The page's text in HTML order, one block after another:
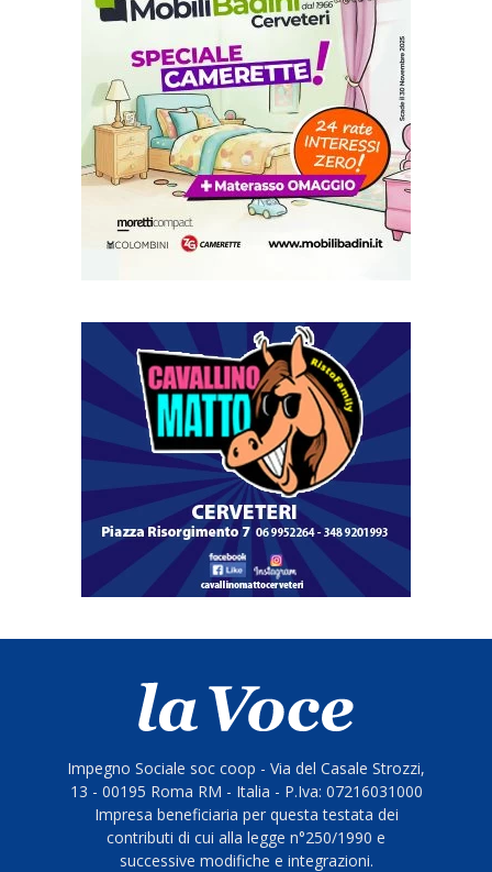
Impegno Sociale soc coop - Via del Casale Strozzi,
13 - 00195 Roma RM - Italia - P.Iva: 07216031000
Impresa beneficiaria per questa testata dei
contributi di cui alla legge n°250/1990 e
successive modifiche e integrazioni.